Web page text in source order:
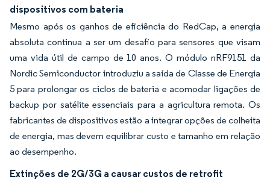
dispositivos com bateria
Mesmo após os ganhos de eficiência do RedCap, a energia
absoluta continua a ser um desafio para sensores que visam
uma vida útil de campo de 10 anos. O módulo nRF9151 da
Nordic Semiconductor introduziu a saída de Classe de Energia
5 para prolongar os ciclos de bateria e acomodar ligações de
backup por satélite essenciais para a agricultura remota. Os
fabricantes de dispositivos estão a integrar opções de colheita
de energia, mas devem equilibrar custo e tamanho em relação
ao desempenho.
Extinções de 2G/3G a causar custos de retrofit